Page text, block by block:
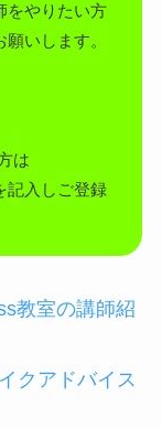
をやりたい方
いします。
は
記入しご登録
教室の講師紹
クアドバイス